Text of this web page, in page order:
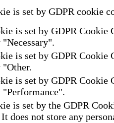
is set by GDPR cookie
is set by GDPR Cookie
"Necessary".
is set by GDPR Cookie
"Other.
is set by GDPR Cookie
"Performance".
is set by the GDPR
does not store any